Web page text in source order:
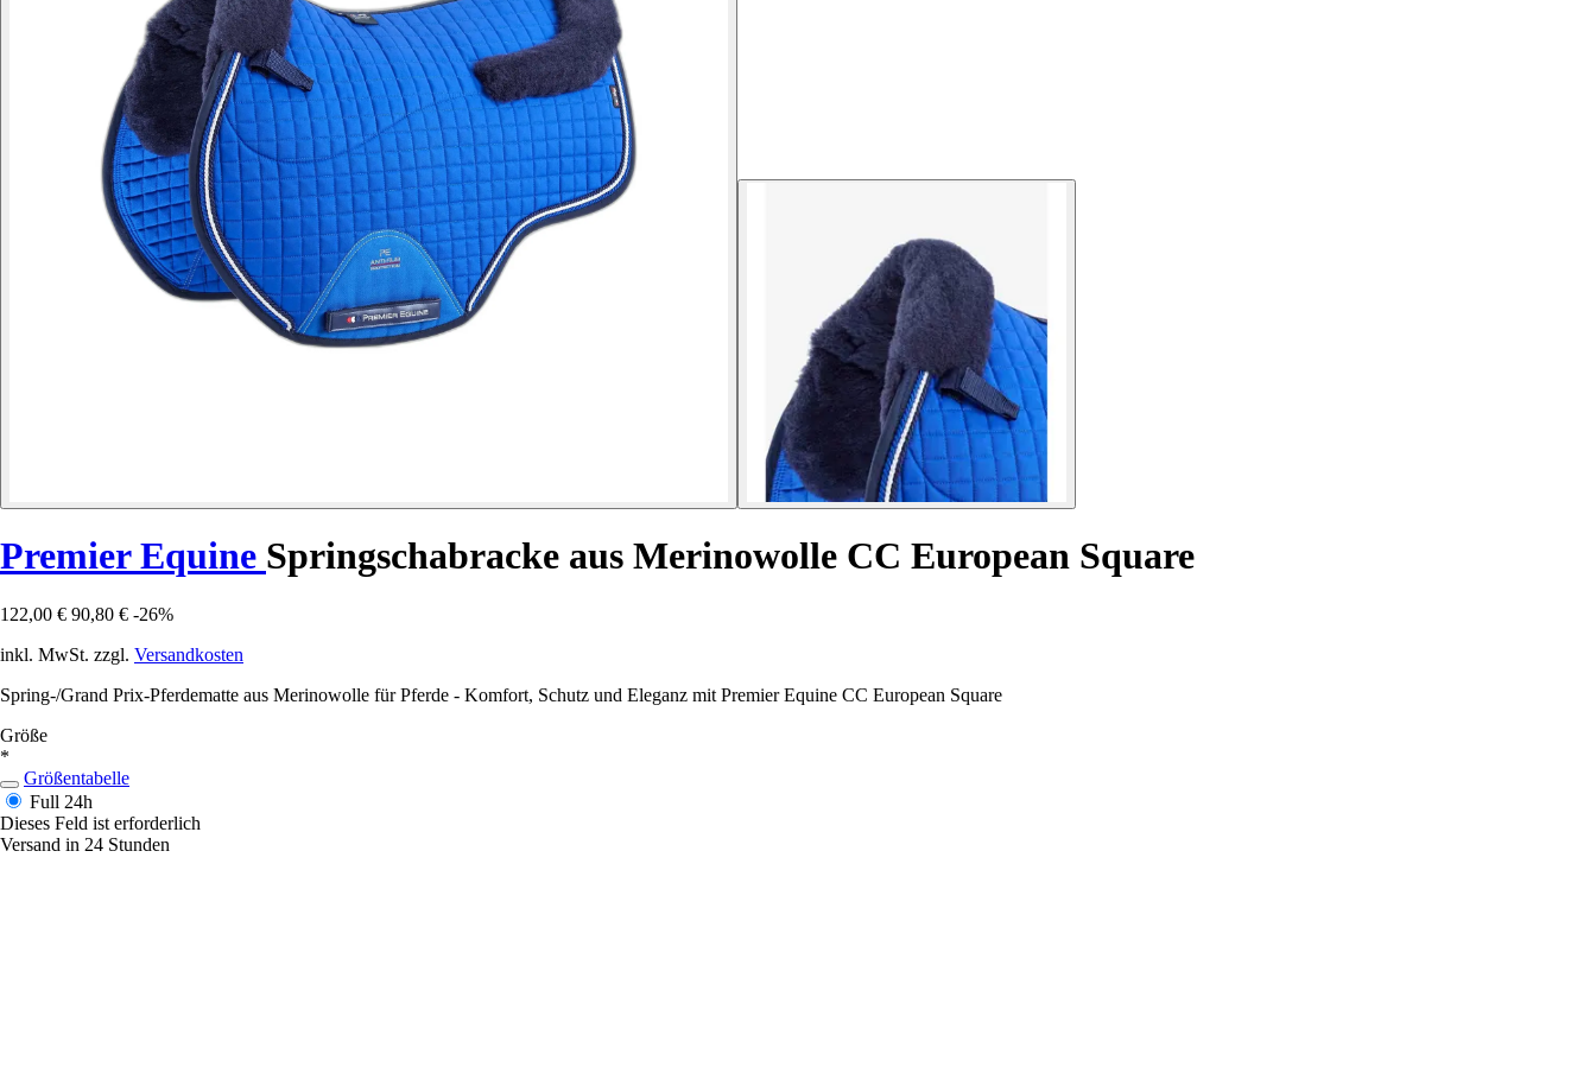
Premier Equine Springschabracke aus Merinowolle CC European Square
122,00 € 90,80 € -26%
inkl. MwSt. zzgl. Versandkosten
Spring-/Grand Prix-Pferdematte aus Merinowolle für Pferde - Komfort, Schutz und Eleganz mit Premier Equine CC European Square
Größe
*
Größentabelle
Full 24h
Dieses Feld ist erforderlich
Versand in 24 Stunden